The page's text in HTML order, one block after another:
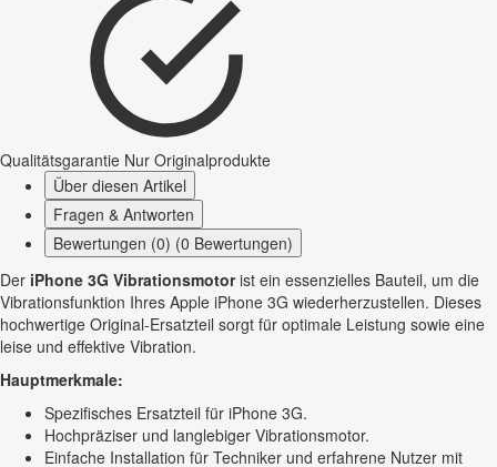
Qualitätsgarantie Nur Originalprodukte
Über diesen Artikel
Fragen & Antworten
Bewertungen (0) (0 Bewertungen)
Der iPhone 3G Vibrationsmotorist ein essenzielles Bauteil, um die
Vibrationsfunktion Ihres Apple iPhone 3G wiederherzustellen. Dieses
hochwertige Original-Ersatzteil sorgt für optimale Leistung sowie eine
leise und effektive Vibration.
Hauptmerkmale:
Spezifisches Ersatzteil für iPhone 3G.
Hochpräziser und langlebiger Vibrationsmotor.
Einfache Installation für Techniker und erfahrene Nutzer mit